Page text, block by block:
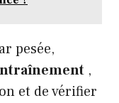
pesée,
,
et de vérifier